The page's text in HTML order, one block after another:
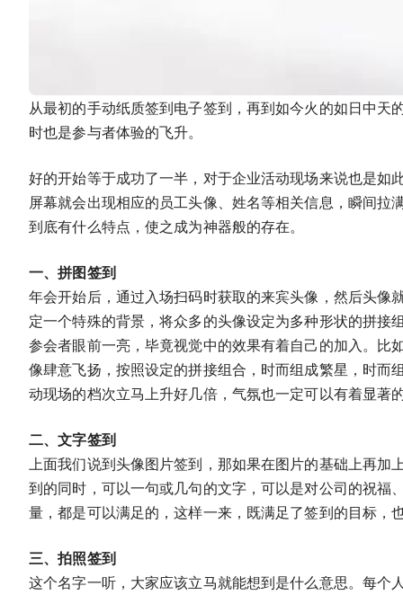
从最初的手动纸质签到电子签到，再到如今火的如日中
时也是参与者体验的飞升。
好的开始等于成功了一半，对于企业活动现场来说也是
屏幕就会出现相应的员工头像、姓名等相关信息，瞬间
到底有什么特点，使之成为神器般的存在。
一、拼图签到
年会开始后，通过入场扫码时获取的来宾头像，然后头
定一个特殊的背景，将众多的头像设定为多种形状的拼
参会者眼前一亮，毕竟视觉中的效果有着自己的加入。
像肆意飞扬，按照设定的拼接组合，时而组成繁星，时
动现场的档次立马上升好几倍，气氛也一定可以有着显著
二、文字签到
上面我们说到头像图片签到，那如果在图片的基础上再
到的同时，可以一句或几句的文字，可以是对公司的祝福
量，都是可以满足的，这样一来，既满足了签到的目标，
三、拍照签到
这个名字一听，大家应该立马就能想到是什么意思。每